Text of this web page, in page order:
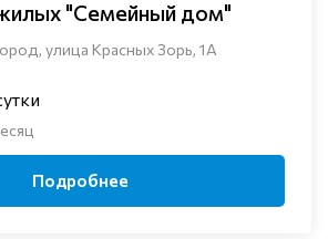
"Семейный дом"
улица Красных Зорь, 1А
Подробнее